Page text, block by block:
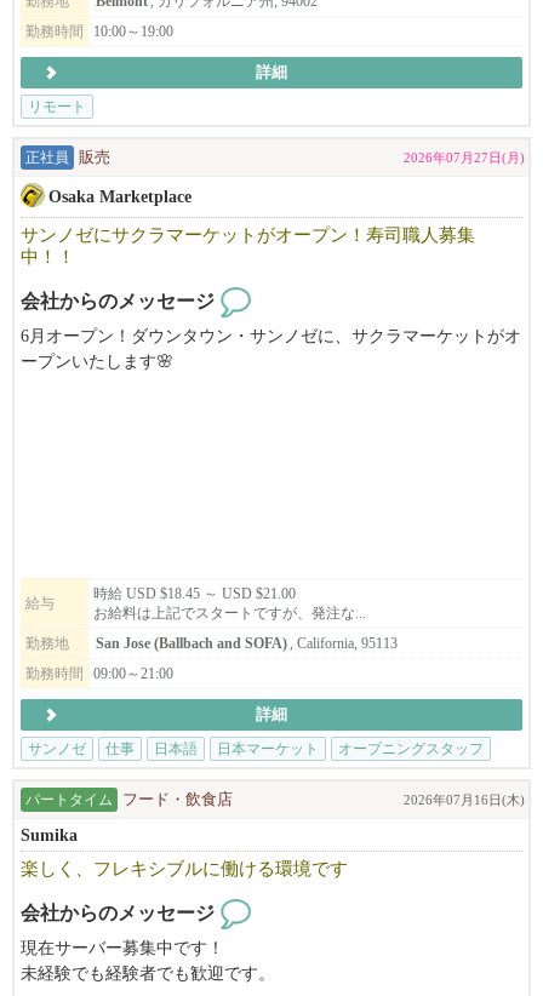
勤務時間
10:00～19:00
詳細
リモート
正社員 販売 2026年07月27日(月)
Osaka Marketplace
サンノゼにサクラマーケットがオープン！寿司職人募集
中！！
会社からのメッセージ
6月オープン！ダウンタウン・サンノゼに、サクラマーケットがオ
ープンいたします🌸
ンクまで、大阪ならではの高品質な必需品もご用意しています！
新店舗で一緒に働きませんか？？
【San Jose 店】
184 S Market St, Suite 120
San Jose, CA 95113
Application Form : sakuramarketplace.com/jobs
Email : m.wada@osakamp.com
給与
時給 USD $18.45 ～ USD $21.00
お給料は上記でスタートですが、発注な...
勤務地
San Jose (Ballbach and SOFA), California, 95113
勤務時間
09:00～21:00
詳細
サンノゼ
仕事 日本語 日本マーケット オープニングスタッフ
パートタイム フード・飲食店 2026年07月16日(木)
Sumika
楽しく、フレキシブルに働ける環境です
会社からのメッセージ
現在サーバー募集中です！
未経験でも経験者でも歓迎です。